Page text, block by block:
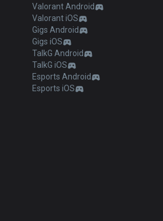
Valorant Android
Valorant iOS
Gigs Android
Gigs iOS
TalkG Android
TalkG iOS
Esports Android
Esports iOS